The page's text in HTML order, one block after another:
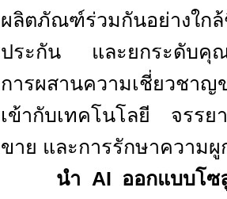
ผลิตภัณฑ์ร่วมกันอย่างใก
ประกัน และยกระดับคุณ
การผสานความเชี่ยวชา
เข้ากับเทคโนโลยี จรรย
ขาย และการรักษาความ
นำ AI ออกแบบโ